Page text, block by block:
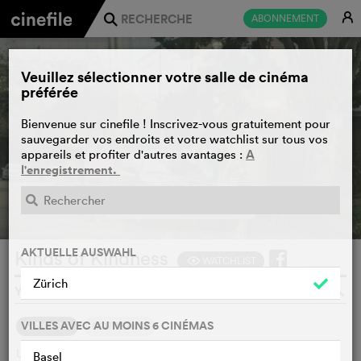
ABONNEMENT E
j
Kinds of Kindness
YORGOS LANTHIMOS, USA, IRLANDE, GB, 2024
SYNOPSIS NOTRE AVIS
Une fable en tryptique qui suit : un homme sans choix qui
Veuillez sélectionner votre salle de cinéma
préférée
Bienvenue sur cinefile ! Inscrivez-vous gratuitement pour
sauvegarder vos endroits et votre watchlist sur tous vos
appareils et profiter d'autres avantages : A
l'enregistrement.
AKTUELLE AUSWAHL
Zürich
VILLES AVEC AU MOINS 6 CINÉMAS
Basel